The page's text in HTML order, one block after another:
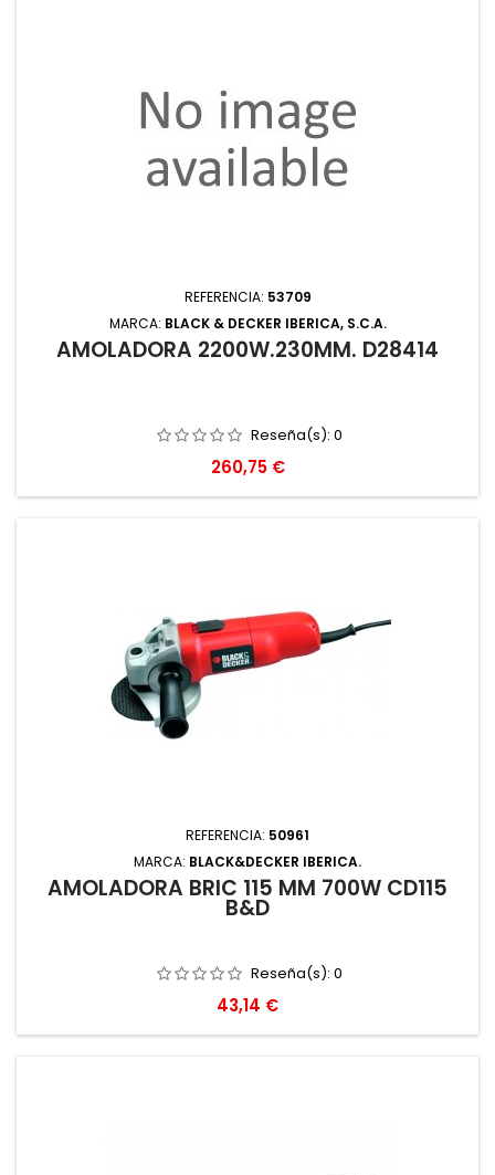
REFERENCIA: 53709
MARCA: BLACK & DECKER IBERICA, S.C.A.
AMOLADORA 2200W.230MM. D28414
Reseña(s): 0
Precio
260,75 €
REFERENCIA: 50961
MARCA: BLACK&DECKER IBERICA.
AMOLADORA BRIC 115 MM 700W CD115
B&D
Reseña(s): 0
Precio
43,14 €